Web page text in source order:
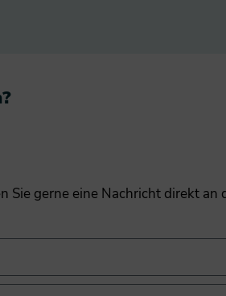
Sie gerne eine Nachricht direkt an